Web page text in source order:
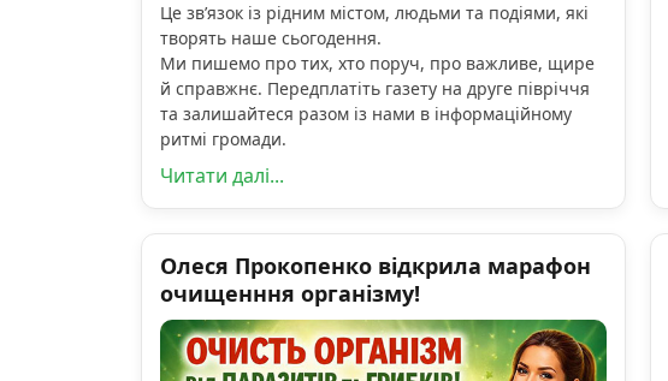
Це зв’язок із рідним містом, людьми та подіями, які
творять наше сьогодення.
Ми пишемо про тих, хто поруч, про важливе, щире
й справжнє. Передплатіть газету на друге півріччя
та залишайтеся разом із нами в інформаційному
ритмі громади.
Читати далі...
Олеся Прокопенко відкрила марафон
очищенння організму!